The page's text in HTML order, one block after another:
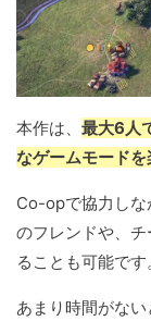
本作は、 最大6人
なゲームモードを
Co-opで協力しな
のフレンドや、
ることも可能です
あまり時間がな